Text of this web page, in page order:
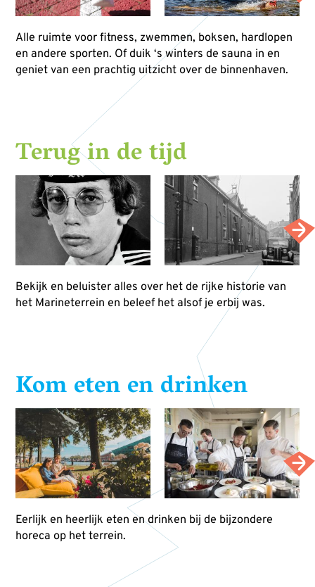
Alle ruimte voor fitness, zwemmen, boksen, hardlopen
en andere sporten. Of duik ‘s winters de sauna in en
geniet van een prachtig uitzicht over de binnenhaven.
Terug in de tijd
Bekijk en beluister alles over het de rijke historie van
het Marineterrein en beleef het alsof je erbij was.
Kom eten en drinken
Eerlijk en heerlijk eten en drinken bij de bijzondere
horeca op het terrein.